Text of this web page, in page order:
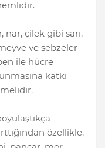
nar, çilek gibi sarı,
ve sebzeler
ile hücre
katkı
özellikle,